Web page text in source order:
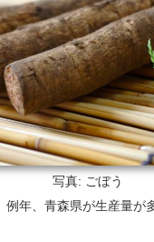
写真: ごぼう
例年、青森県が生産量が